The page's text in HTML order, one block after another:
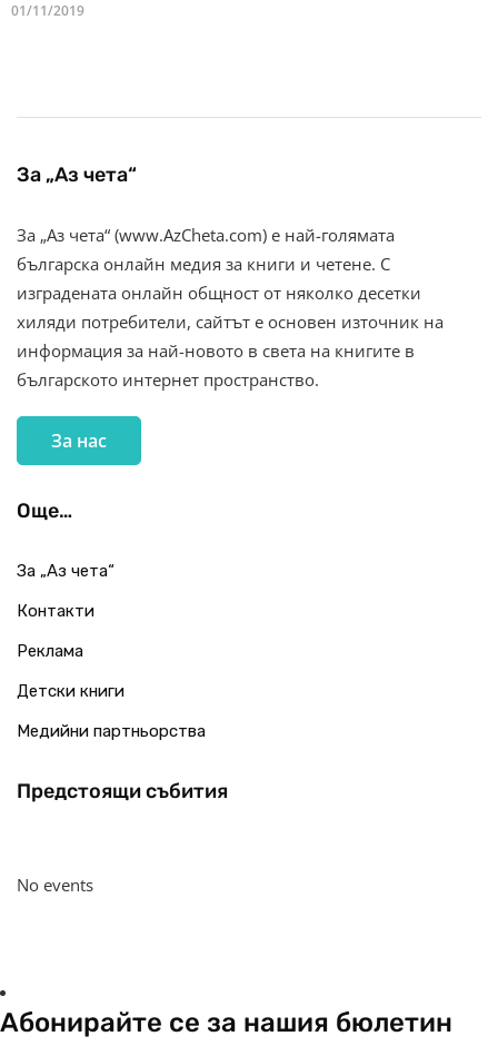
01/11/2019
За „Аз чета“
За „Аз чета“ (www.AzCheta.com) е най-голямата
българска онлайн медия за книги и четене. С
изградената онлайн общност от няколко десетки
хиляди потребители, сайтът е основен източник на
информация за най-новото в света на книгите в
българското интернет пространство.
За нас
Още…
За „Аз чета“
Контакти
Реклама
Детски книги
Медийни партньорства
Предстоящи събития
No events
Абонирайте се за нашия бюлетин